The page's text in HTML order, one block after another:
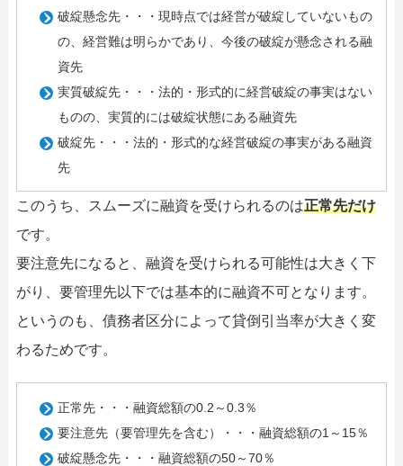
破綻懸念先・・・現時点では経営が破綻していないもの
の、経営難は明らかであり、今後の破綻が懸念される融
資先
実質破綻先・・・法的・形式的に経営破綻の事実はない
ものの、実質的には破綻状態にある融資先
破綻先・・・法的・形式的な経営破綻の事実がある融資
先
このうち、スムーズに融資を受けられるのは正常先だけ
です。
要注意先になると、融資を受けられる可能性は大きく下
がり、要管理先以下では基本的に融資不可となります。
というのも、債務者区分によって貸倒引当率が大きく変
わるためです。
正常先・・・融資総額の0.2～0.3％
要注意先（要管理先を含む）・・・融資総額の1～15％
破綻懸念先・・・融資総額の50～70％